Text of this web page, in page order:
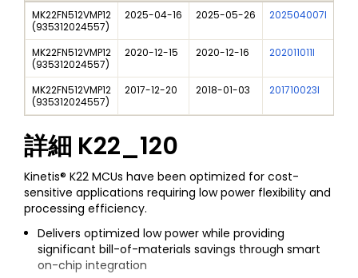
MK22FN512VMP12
(935312024557)
2025-04-16 2025-05-26 202504007I
MK22FN512VMP12
(935312024557)
2020-12-15 2020-12-16 202011011I
MK22FN512VMP12
(935312024557)
2017-12-20 2018-01-03 201710023I
詳細 K22_120
Kinetis® K22 MCUs have been optimized for cost-
sensitive applications requiring low power flexibility and
processing efficiency.
Delivers optimized low power while providing
significant bill-of-materials savings through smart
on-chip integration